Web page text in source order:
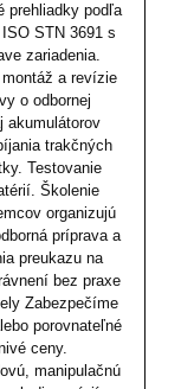
prehliadky podľa
STN 3691 s
zariadenia.
a revízie
o odbornej
akumulátorov
trakčných
Testovanie
Školenie
organizujú
príprava a
preukazu na
bez praxe
Zabezpečíme
porovnateľné
ceny.
manipulačnú